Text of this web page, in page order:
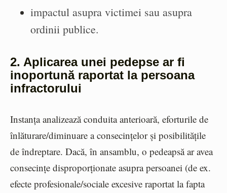
impactul asupra victimei sau asupra
ordinii publice.
2. Aplicarea unei pedepse ar fi
inoportună raportat la persoana
infractorului
Instanța analizează conduita anterioară, eforturile de
înlăturare/diminuare a consecințelor și posibilitățile
de îndreptare. Dacă, în ansamblu, o pedeapsă ar avea
consecințe disproporționate asupra persoanei (de ex.
efecte profesionale/sociale excesive raportat la fapta